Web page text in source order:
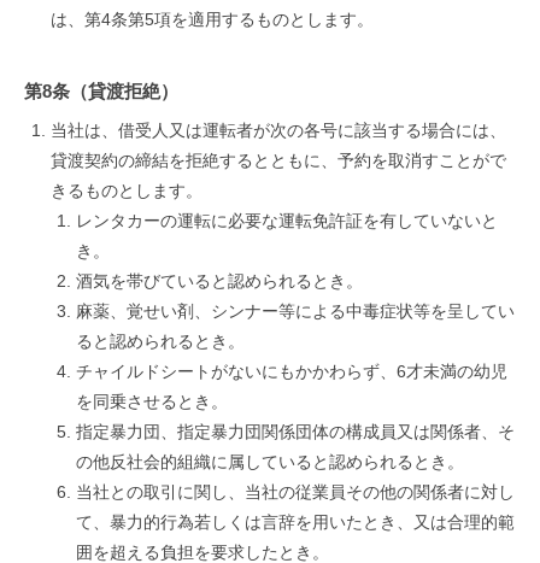
は、第4条第5項を適用するものとします。
第8条（貸渡拒絶）
当社は、借受人又は運転者が次の各号に該当する場合には、
貸渡契約の締結を拒絶するとともに、予約を取消すことがで
きるものとします。
レンタカーの運転に必要な運転免許証を有していないと
き。
酒気を帯びていると認められるとき。
麻薬、覚せい剤、シンナー等による中毒症状等を呈してい
ると認められるとき。
チャイルドシートがないにもかかわらず、6才未満の幼児
を同乗させるとき。
指定暴力団、指定暴力団関係団体の構成員又は関係者、そ
の他反社会的組織に属していると認められるとき。
当社との取引に関し、当社の従業員その他の関係者に対し
て、暴力的行為若しくは言辞を用いたとき、又は合理的範
囲を超える負担を要求したとき。